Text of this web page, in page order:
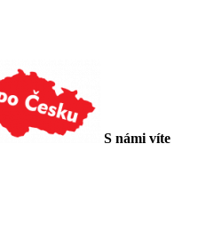
S námi víte